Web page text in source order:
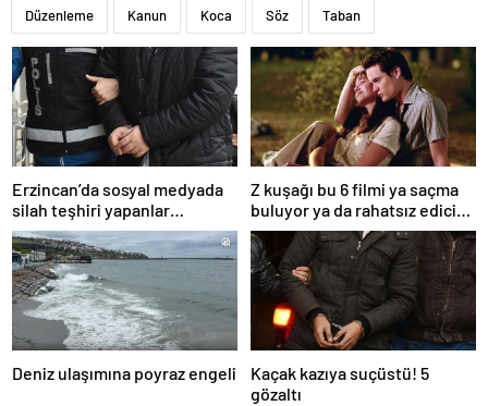
Düzenleme Kanun Koca Söz Taban
Erzincan’da sosyal medyada
silah teşhiri yapanlar
yakalandı
Z kuşağı bu 6 filmi ya saçma
buluyor ya da rahatsız edici
ve toksik!
Deniz ulaşımına poyraz engeli
Kaçak kazıya suçüstü! 5
gözaltı